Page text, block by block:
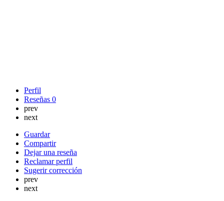
Perfil
Reseñas 0
prev
next
Guardar
Compartir
Dejar una reseña
Reclamar perfil
Sugerir corrección
prev
next